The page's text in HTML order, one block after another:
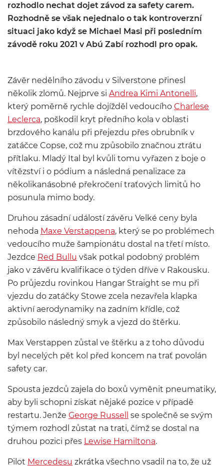
rozhodlo nechat dojet závod za safety carem.
Rozhodně se však nejednalo o tak kontroverzní
situaci jako když se Michael Masi při posledním
závodě roku 2021 v Abú Zabí rozhodl pro opak.
Závěr nedělního závodu v Silverstone přinesl
několik zlomů. Nejprve si Andrea Kimi Antonelli,
který poměrně rychle dojížděl vedoucího Charlese
Leclerca, poškodil kryt předního kola v oblasti
brzdového kanálu při přejezdu přes obrubník v
zatáčce Copse, což mu způsobilo značnou ztrátu
přítlaku. Mladý Ital byl kvůli tomu vyřazen z boje o
vítězství i o pódium a následná penalizace za
několikanásobné překročení traťových limitů ho
posunula mimo body.
Druhou zásadní událostí závěru Velké ceny byla
nehoda Maxe Verstappena, který se po problémech
vedoucího muže šampionátu dostal na třetí místo.
Jezdce Red Bullu však potkal podobný problém
jako v závěru kvalifikace o týden dříve v Rakousku.
Po průjezdu rovinkou Hangar Straight se mu při
vjezdu do zatáčky Stowe zcela nezavřela klapka
aktivní aerodynamiky na zadním křídle, což
způsobilo následný smyk a vjezd do štěrku.
Max Verstappen zůstal ve štěrku a z toho důvodu
byl necelých pět kol před koncem na trať povolán
safety car.
Spousta jezdců zajela do boxů vyměnit pneumatiky,
aby byli schopni získat nějaké pozice v případě
restartu. Jenže George Russell
se společně se svým
týmem rozhodl zůstat na trati, čímž se dostal na
druhou pozici přes Lewise Hamiltona.
Pilot Mercedesu zkrátka všechno vsadil na to, že už